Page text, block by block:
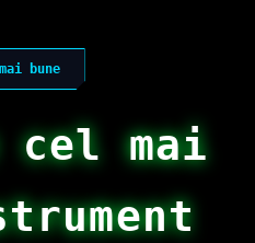
bune
cel mai